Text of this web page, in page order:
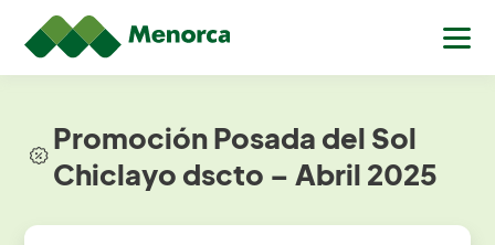
Promoción Posada del Sol
Chiclayo dscto – Abril 2025